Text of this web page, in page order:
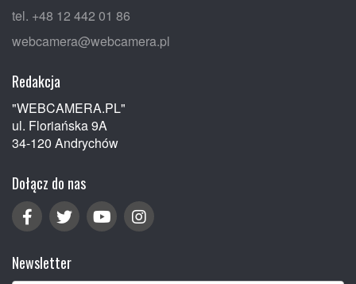
tel. +48 12 442 01 86
webcamera@webcamera.pl
Redakcja
"WEBCAMERA.PL"
ul. Floriańska 9A
34-120 Andrychów
Dołącz do nas
Newsletter